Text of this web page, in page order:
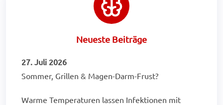
Neueste Beiträge
27. Juli 2026
Sommer, Grillen & Magen-Darm-Frust?
Warme Temperaturen lassen Infektionen mit